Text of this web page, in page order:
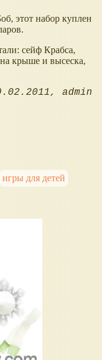
этот набор куплен
сейф Крабса,
крыше и высеска,
admin
игры для детей